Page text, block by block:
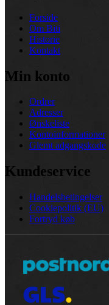
Forside
Om Biti
Historie
Kontakt
Min konto
Ordrer
Adresser
Ønskeliste
Kontoinformationer
Glemt adgangskode
Kundeservice
Handelsbetingelser
Cookiepolitik (EU)
Fortryd køb